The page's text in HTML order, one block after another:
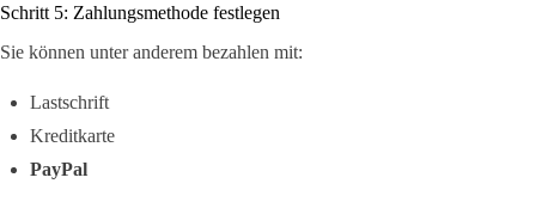
Schritt 5: Zahlungsmethode festlegen
Sie können unter anderem bezahlen mit:
Lastschrift
Kreditkarte
PayPal